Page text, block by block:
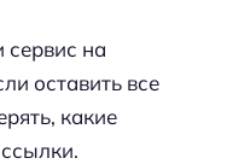
сервис на
оставить все
какие